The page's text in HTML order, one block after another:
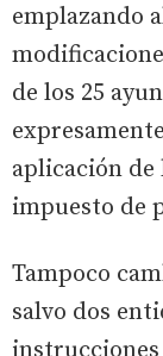
emplazando
de los 25
aplicación de
impuesto de
Tampoco
salvo dos